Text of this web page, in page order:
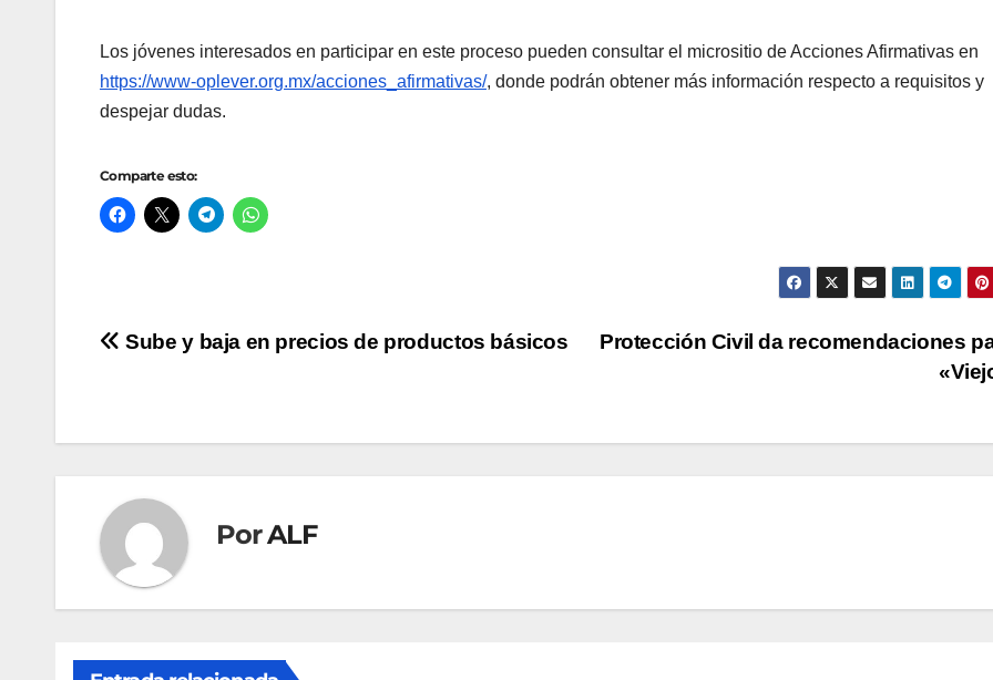
Los jóvenes interesados en participar en este proceso pueden consultar el micrositio de Acciones Afirmativas en
https://www-oplever.org.mx/acciones_afirmativas/, donde podrán obtener más información respecto a requisitos y
despejar dudas.
Comparte esto:
Navegación
entradas
Protección Civil da recomendaciones
Sube y baja en precios de productos básicos
PorALF